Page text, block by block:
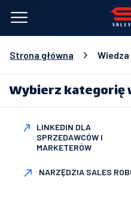
Strona główna Wiedza
Wybierz kategorię
LINKEDIN DLA
SPRZEDAWCÓW I
MARKETERÓW
NARZĘDZIA SALES